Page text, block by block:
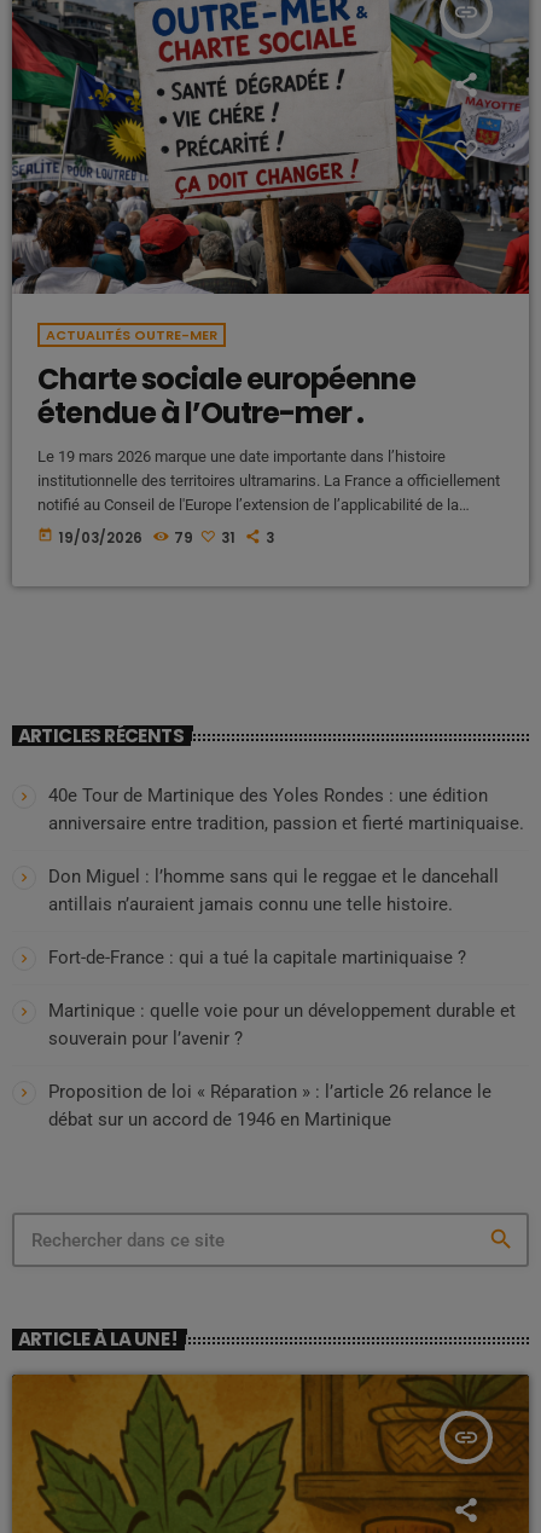
insert_link
ACTUALITÉS OUTRE-MER
Charte sociale européenne
étendue à l’Outre-mer .
Le 19 mars 2026 marque une date importante dans l’histoire
institutionnelle des territoires ultramarins. La France a officiellement
notifié au Conseil de l'Europe l’extension de l’applicabilité de la
Charte sociale européenne à ses territoires d’Outre-mer. À partir du
today 19/03/2026 79 31 3
ARTICLES RÉCENTS
40e Tour de Martinique des Yoles Rondes : une édition
anniversaire entre tradition, passion et fierté martiniquaise.
Don Miguel : l’homme sans qui le reggae et le dancehall
antillais n’auraient jamais connu une telle histoire.
Fort-de-France : qui a tué la capitale martiniquaise ?
Martinique : quelle voie pour un développement durable et
souverain pour l’avenir ?
Proposition de loi « Réparation » : l’article 26 relance le
débat sur un accord de 1946 en Martinique
search
ARTICLE À LA UNE !
insert_link